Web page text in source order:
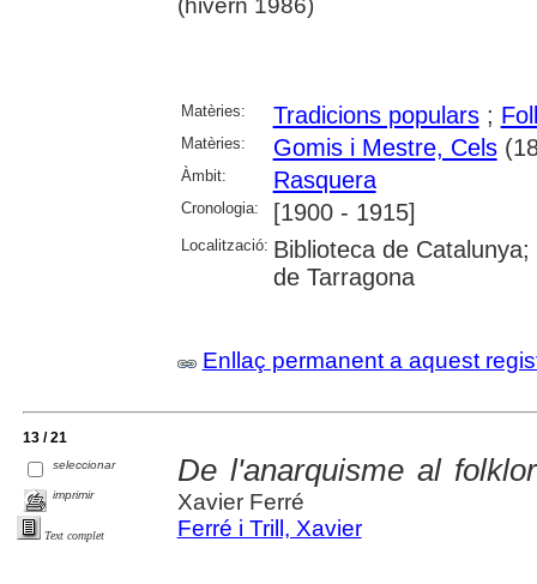
(hivern 1986)
Matèries: Tradicions populars;
Matèries: Gomis i Mestre, Cels
Àmbit: Rasquera
Cronologia: [1900 - 1915]
Localització: Biblioteca de
de Tarragona
Enllaç permanent a aquest
13 / 21
seleccionar
imprimir
Text complet
De l'anarquisme al
Xavier Ferré
Ferré i Trill, Xavier